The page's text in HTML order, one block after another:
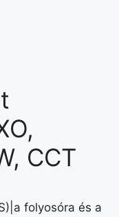
CCT
folyosóra és a